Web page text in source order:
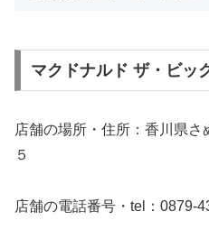
マクドナルド ザ・ビッ
店舗の場所・住所：香川県さ
５
店舗の電話番号・tel：0879-